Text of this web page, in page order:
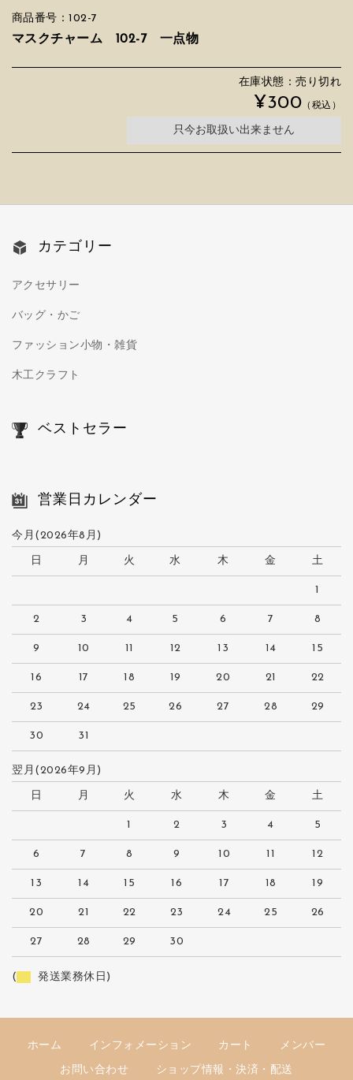
商品番号：102-7
マスクチャーム 102-7 一点物
在庫状態：売り切れ
¥300 （税込）
只今お取扱い出来ません
カテゴリー
アクセサリー
バッグ・かご
ファッション小物・雑貨
木工クラフト
ベストセラー
営業日カレンダー
今月(2026年8月)
日 月 火 水 木 金 土
1
2 3 4 5 6 7 8
9 10 11 12 13 14 15
16 17 18 19 20 21 22
23 24 25 26 27 28 29
30 31
翌月(2026年9月)
日 月 火 水 木 金 土
1 2 3 4 5
6 7 8 9 10 11 12
13 14 15 16 17 18 19
20 21 22 23 24 25 26
27 28 29 30
( 発送業務休日)
ホーム インフォメーション カート メンバー
お問い合わせ ショップ情報・決済・配送